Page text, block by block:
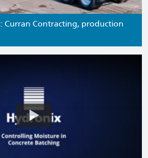
Curran Contracting, production